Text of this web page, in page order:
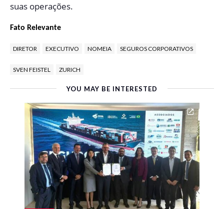
suas operações.
Fato Relevante
DIRETOR EXECUTIVO NOMEIA SEGUROS CORPORATIVOS
SVEN FEISTEL ZURICH
YOU MAY BE INTERESTED